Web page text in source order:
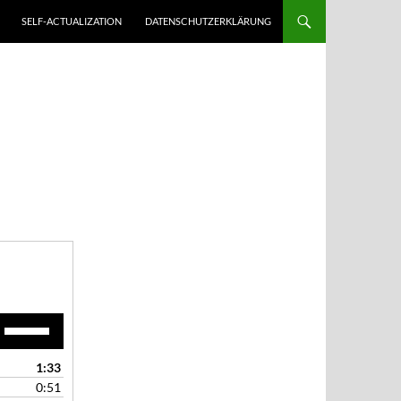
SELF-ACTUALIZATION DATENSCHUTZERKLÄRUNG
um
die
1:33
0:51